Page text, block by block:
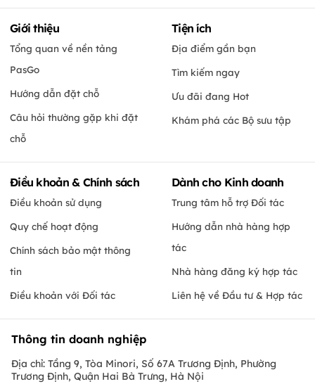
Giới thiệu
Tổng quan về nền tảng
PasGo
Hướng dẫn đặt chỗ
Câu hỏi thường gặp khi đặt
chỗ
Tiện ích
Địa điểm gần bạn
Tìm kiếm ngay
Ưu đãi đang Hot
Khám phá các Bộ sưu tập
Điều khoản & Chính sách
Điều khoản sử dụng
Quy chế hoạt động
Chính sách bảo mật thông
tin
Điều khoản với Đối tác
Dành cho Kinh doanh
Trung tâm hỗ trợ Đối tác
Hướng dẫn nhà hàng hợp
tác
Nhà hàng đăng ký hợp tác
Liên hệ về Đầu tư & Hợp tác
Thông tin doanh nghiệp
Địa chỉ: Tầng 9, Tòa Minori, Số 67A Trương Định, Phường
Trương Định, Quận Hai Bà Trưng, Hà Nội